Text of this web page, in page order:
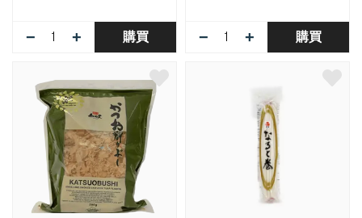
− + 購買 − + 購買